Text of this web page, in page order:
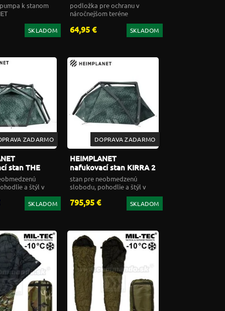
k stanom
SKLADOM
podložka pre ochranu v
náročnejšom teréne
64,95 € SKLADOM
ZADARMO
stan THE
cairo CAMO
a štýl v
SKLADOM
DOPRAVA ZADARMO
HEIMPLANET
nafukovací stan KIRRA 2
cairo CAMO
stan pre neobmedzenú
slobodu, pohodlie a štýl v
795,95 € SKLADOM